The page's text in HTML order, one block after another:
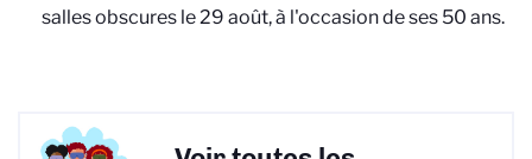
salles obscures le 29 août, à l'occasion de ses 50 ans.